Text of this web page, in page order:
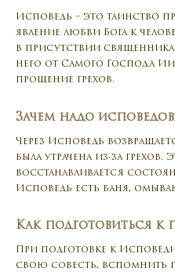
Исповедь – это таинство
явление любви Бога к
в присутствии священника
него от Самого Господа
прощение грехов.
Зачем надо
Через Исповедь
была утрачена из-за
восстанавливается
Исповедь есть баня,
Как подготовиться к
При подготовке к
свою совесть, вспомнить